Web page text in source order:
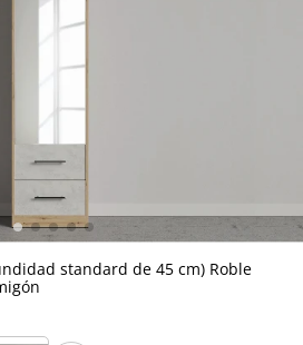
standard de 45 cm) Roble